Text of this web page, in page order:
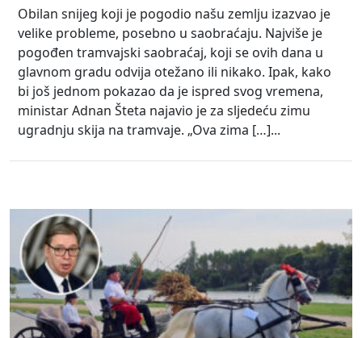
Obilan snijeg koji je pogodio našu zemlju izazvao je
velike probleme, posebno u saobraćaju. Najviše je
pogođen tramvajski saobraćaj, koji se ovih dana u
glavnom gradu odvija otežano ili nikako. Ipak, kako
bi još jednom pokazao da je ispred svog vremena,
ministar Adnan Šteta najavio je za sljedeću zimu
ugradnju skija na tramvaje. „Ova zima […]...